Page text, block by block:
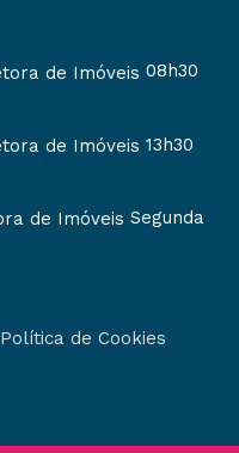
08h30
13h30
Segunda
Política de Cookies